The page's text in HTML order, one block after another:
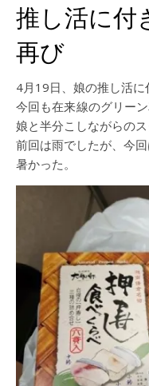
推し活に付
再び
4月19日、娘の推し活
今回も在来線のグリー
娘と半分こしながらのス
前回は雨でしたが、今回
暑かった。